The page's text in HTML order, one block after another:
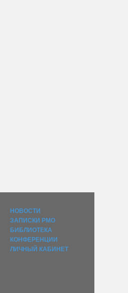
НОВОСТИ
ЗАПИСКИ РМО
БИБЛИОТЕКА
КОНФЕРЕНЦИИ
ЛИЧНЫЙ КАБИНЕТ